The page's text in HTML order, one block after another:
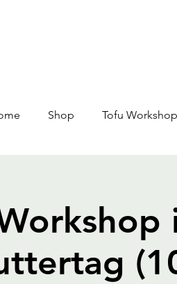
Shop Tofu Workshop